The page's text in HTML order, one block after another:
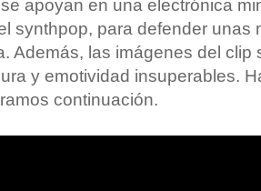
apoyan en una electrónica
synthpop, para defender unas
Además, las imágenes del
y emotividad insuperables.
continuación.